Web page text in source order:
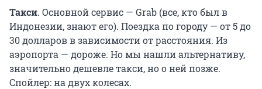
Такси. Основной сервис — Grab (все, кто был в
Индонезии, знают его). Поездка по городу — от 5 до
30 долларов в зависимости от расстояния. Из
аэропорта — дороже. Но мы нашли альтернативу,
значительно дешевле такси, но о ней позже.
Спойлер: на двух колесах.